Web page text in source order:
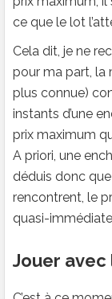
ce que le lot
Cela dit, je ne
pour ma part, la
plus connue)
instants d’une
prix maximum
A priori, une
déduis donc
rencontrent, le
quasi-
Jouer